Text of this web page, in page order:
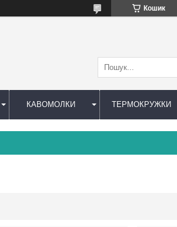
Кошик
КАВОМОЛКИ ТЕРМОКРУЖКИ